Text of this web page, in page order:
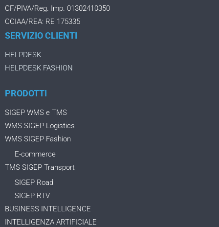
CF/PIVA/Reg. Imp. 01302410350
CCIAA/REA: RE 175335
SERVIZIO CLIENTI
HELPDESK
HELPDESK FASHION
PRODOTTI
SIGEP WMS e TMS
WMS SIGEP Logistics
WMS SIGEP Fashion
E-commerce
TMS SIGEP Transport
SIGEP Road
SIGEP RTV
BUSINESS INTELLIGENCE
INTELLIGENZA ARTIFICIALE